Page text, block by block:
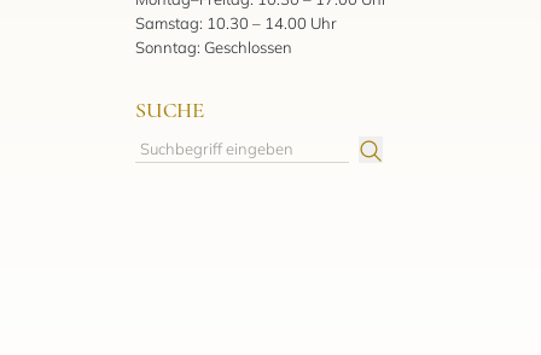
Samstag: 10.30 – 14.00 Uhr
Sonntag: Geschlossen
SUCHE